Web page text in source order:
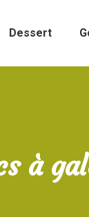
Dessert
à